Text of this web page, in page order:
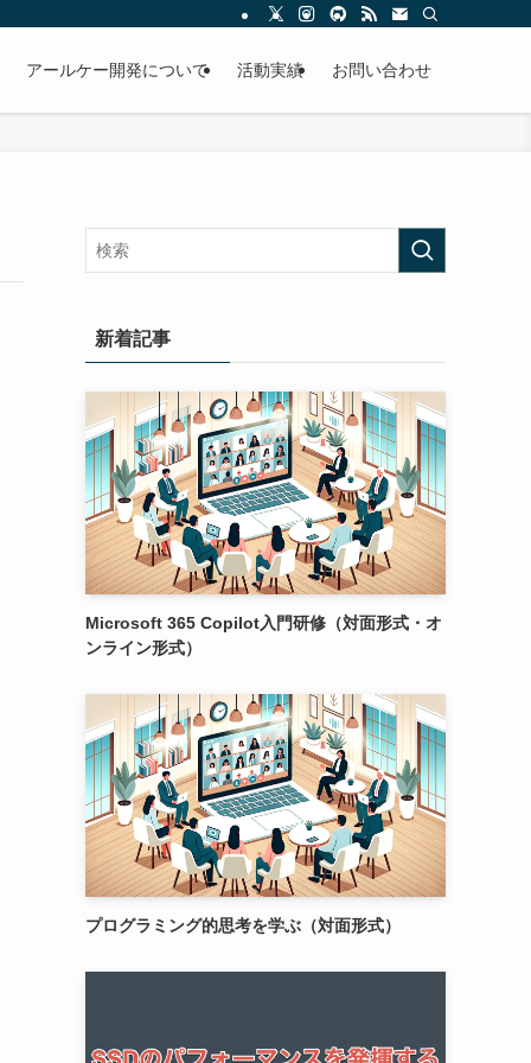
アールケー開発について 活動実績 お問い合わせ
新着記事
Microsoft 365 Copilot入門研修（対面形式・オ
ンライン形式）
プログラミング的思考を学ぶ（対面形式）